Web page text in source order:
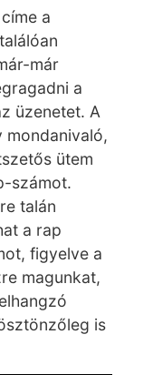
a
már
a
üzenetet. A
mondanivaló,
ütem
számot.
talán
a rap
figyelve a
magunkat,
is